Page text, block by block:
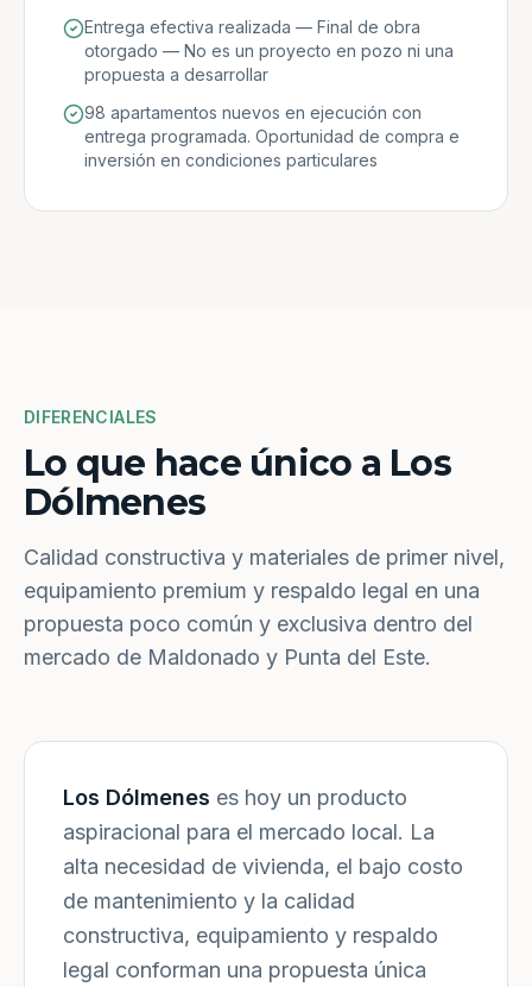
Entrega efectiva realizada — Final de obra
otorgado — No es un proyecto en pozo ni una
propuesta a desarrollar
98 apartamentos nuevos en ejecución con
entrega programada. Oportunidad de compra e
inversión en condiciones particulares
DIFERENCIALES
Lo que hace único a Los
Dólmenes
Calidad constructiva y materiales de primer nivel,
equipamiento premium y respaldo legal en una
propuesta poco común y exclusiva dentro del
mercado de Maldonado y Punta del Este.
Los Dólmenes es hoy un producto
aspiracional para el mercado local. La
alta necesidad de vivienda, el bajo costo
de mantenimiento y la calidad
constructiva, equipamiento y respaldo
legal conforman una propuesta única